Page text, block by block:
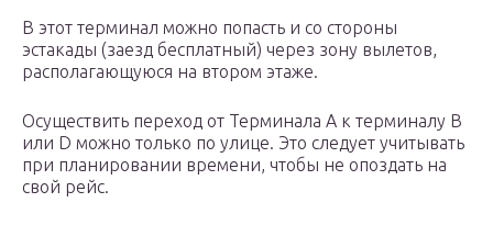
В этот терминал можно попасть и со стороны
эстакады (заезд бесплатный) через зону вылетов,
располагающуюся на втором этаже.
Осуществить переход от Терминала А к терминалу В
или D можно только по улице. Это следует учитывать
при планировании времени, чтобы не опоздать на
свой рейс.